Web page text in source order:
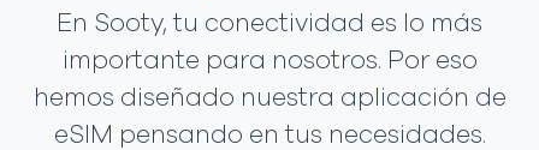
En Sooty, tu conectividad es lo más
importante para nosotros. Por eso
hemos diseñado nuestra aplicación de
eSIM pensando en tus necesidades.